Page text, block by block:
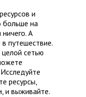
и
больше на
А
в путешествие.
сетью
ресурсы,
и выживайте.